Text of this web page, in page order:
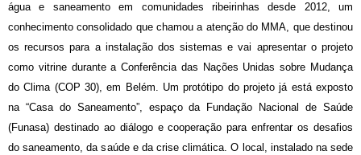
água e saneamento em comunidades ribeirinhas desde 2012, um
conhecimento consolidado que chamou a atenção do MMA, que destinou
os recursos para a instalação dos sistemas e vai apresentar o projeto
como vitrine durante a Conferência das Nações Unidas sobre Mudança
do Clima (COP 30), em Belém. Um protótipo do projeto já está exposto
na “Casa do Saneamento”, espaço da Fundação Nacional de Saúde
(Funasa) destinado ao diálogo e cooperação para enfrentar os desafios
do saneamento, da saúde e da crise climática. O local, instalado na sede